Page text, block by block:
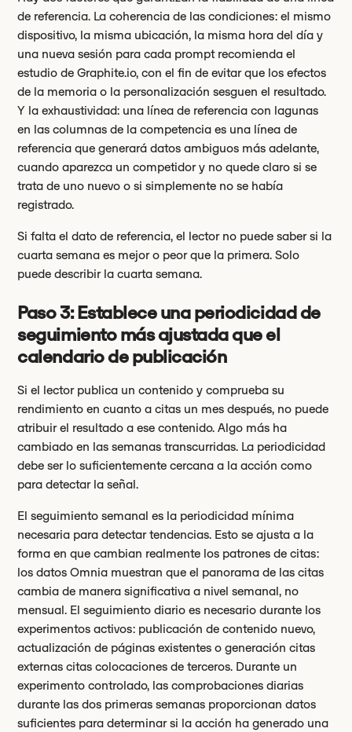
de referencia. La coherencia de las condiciones: el mismo
dispositivo, la misma ubicación, la misma hora del día y
una nueva sesión para cada prompt recomienda el
estudio de Graphite.io, con el fin de evitar que los efectos
de la memoria o la personalización sesguen el resultado.
Y la exhaustividad: una línea de referencia con lagunas
en las columnas de la competencia es una línea de
referencia que generará datos ambiguos más adelante,
cuando aparezca un competidor y no quede claro si se
trata de uno nuevo o si simplemente no se había
registrado.
Si falta el dato de referencia, el lector no puede saber si la
cuarta semana es mejor o peor que la primera. Solo
puede describir la cuarta semana.
Paso 3: Establece una periodicidad de
seguimiento más ajustada que el
calendario de publicación
Si el lector publica un contenido y comprueba su
rendimiento en cuanto a citas un mes después, no puede
atribuir el resultado a ese contenido. Algo más ha
cambiado en las semanas transcurridas. La periodicidad
debe ser lo suficientemente cercana a la acción como
para detectar la señal.
El seguimiento semanal es la periodicidad mínima
necesaria para detectar tendencias. Esto se ajusta a la
forma en que cambian realmente los patrones de citas:
los datos Omnia muestran que el panorama de las citas
cambia de manera significativa a nivel semanal, no
mensual. El seguimiento diario es necesario durante los
experimentos activos: publicación de contenido nuevo,
actualización de páginas existentes o generación citas
externas citas colocaciones de terceros. Durante un
experimento controlado, las comprobaciones diarias
durante las dos primeras semanas proporcionan datos
suficientes para determinar si la acción ha generado una